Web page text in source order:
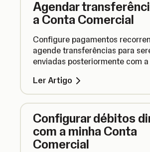
Agendar
a Conta Comercial
Configure pagamentos
agende transferências para
enviadas posteriormente com
fazer pagamentos.
Ler Artigo
Configurar débitos
com a minha Conta
Comercial